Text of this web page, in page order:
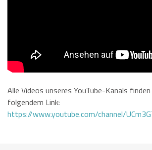
Alle Videos unseres YouTube-Kanals
folgendem Link:
https://www.youtube.com/channel/